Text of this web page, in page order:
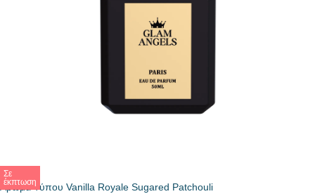
Σε
έκπτωση
Άρωμα Τύπου Vanilla Royale Sugared Patchouli